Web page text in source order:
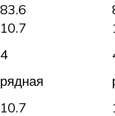
83.6
10.7
4
рядная
10.7